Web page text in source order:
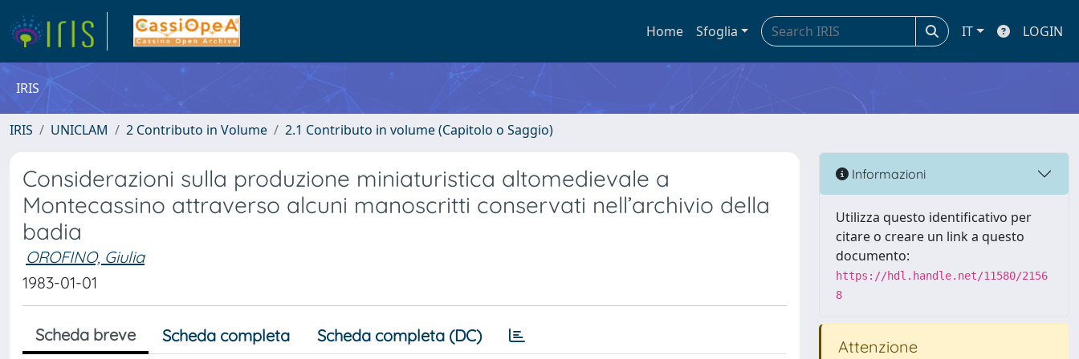
Home Sfoglia IT LOGIN
IRIS
IRIS UNICLAM 2 Contributo in Volume 2.1 Contributo in volume (Capitolo o Saggio)
Considerazioni sulla produzione miniaturistica altomedievale a
Montecassino attraverso alcuni manoscritti conservati nell’archivio della
badia
OROFINO, Giulia
1983-01-01
Scheda breve Scheda completa Scheda completa (DC)
Informazioni
Utilizza questo identificativo per
citare o creare un link a questo
documento:
https://hdl.handle.net/11580/2156
8
Attenzione